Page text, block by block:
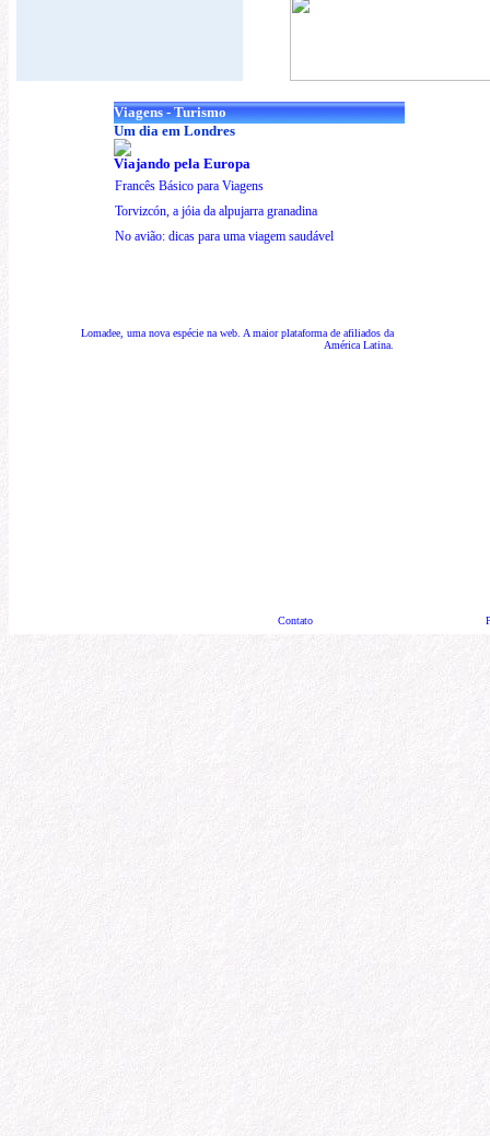
Viagens - Turismo
Um dia em Londres
Viajando pela Europa
Francês Básico para Viagens
Torvizcón, a jóia da alpujarra granadina
No avião: dicas para uma viagem saudável
Lomadee, uma nova espécie na web. A maior plataforma de afiliados da
América Latina.
Contato